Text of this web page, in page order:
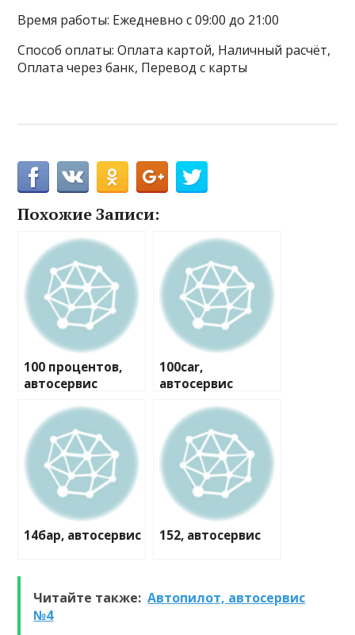
Время работы: Ежедневно с 09:00 до 21:00
Способ оплаты: Оплата картой, Наличный расчёт,
Оплата через банк, Перевод с карты
Похожие Записи:
100 процентов,
автосервис
100car,
автосервис
14бар, автосервис 152, автосервис
Читайте также: Автопилот, автосервис
№4